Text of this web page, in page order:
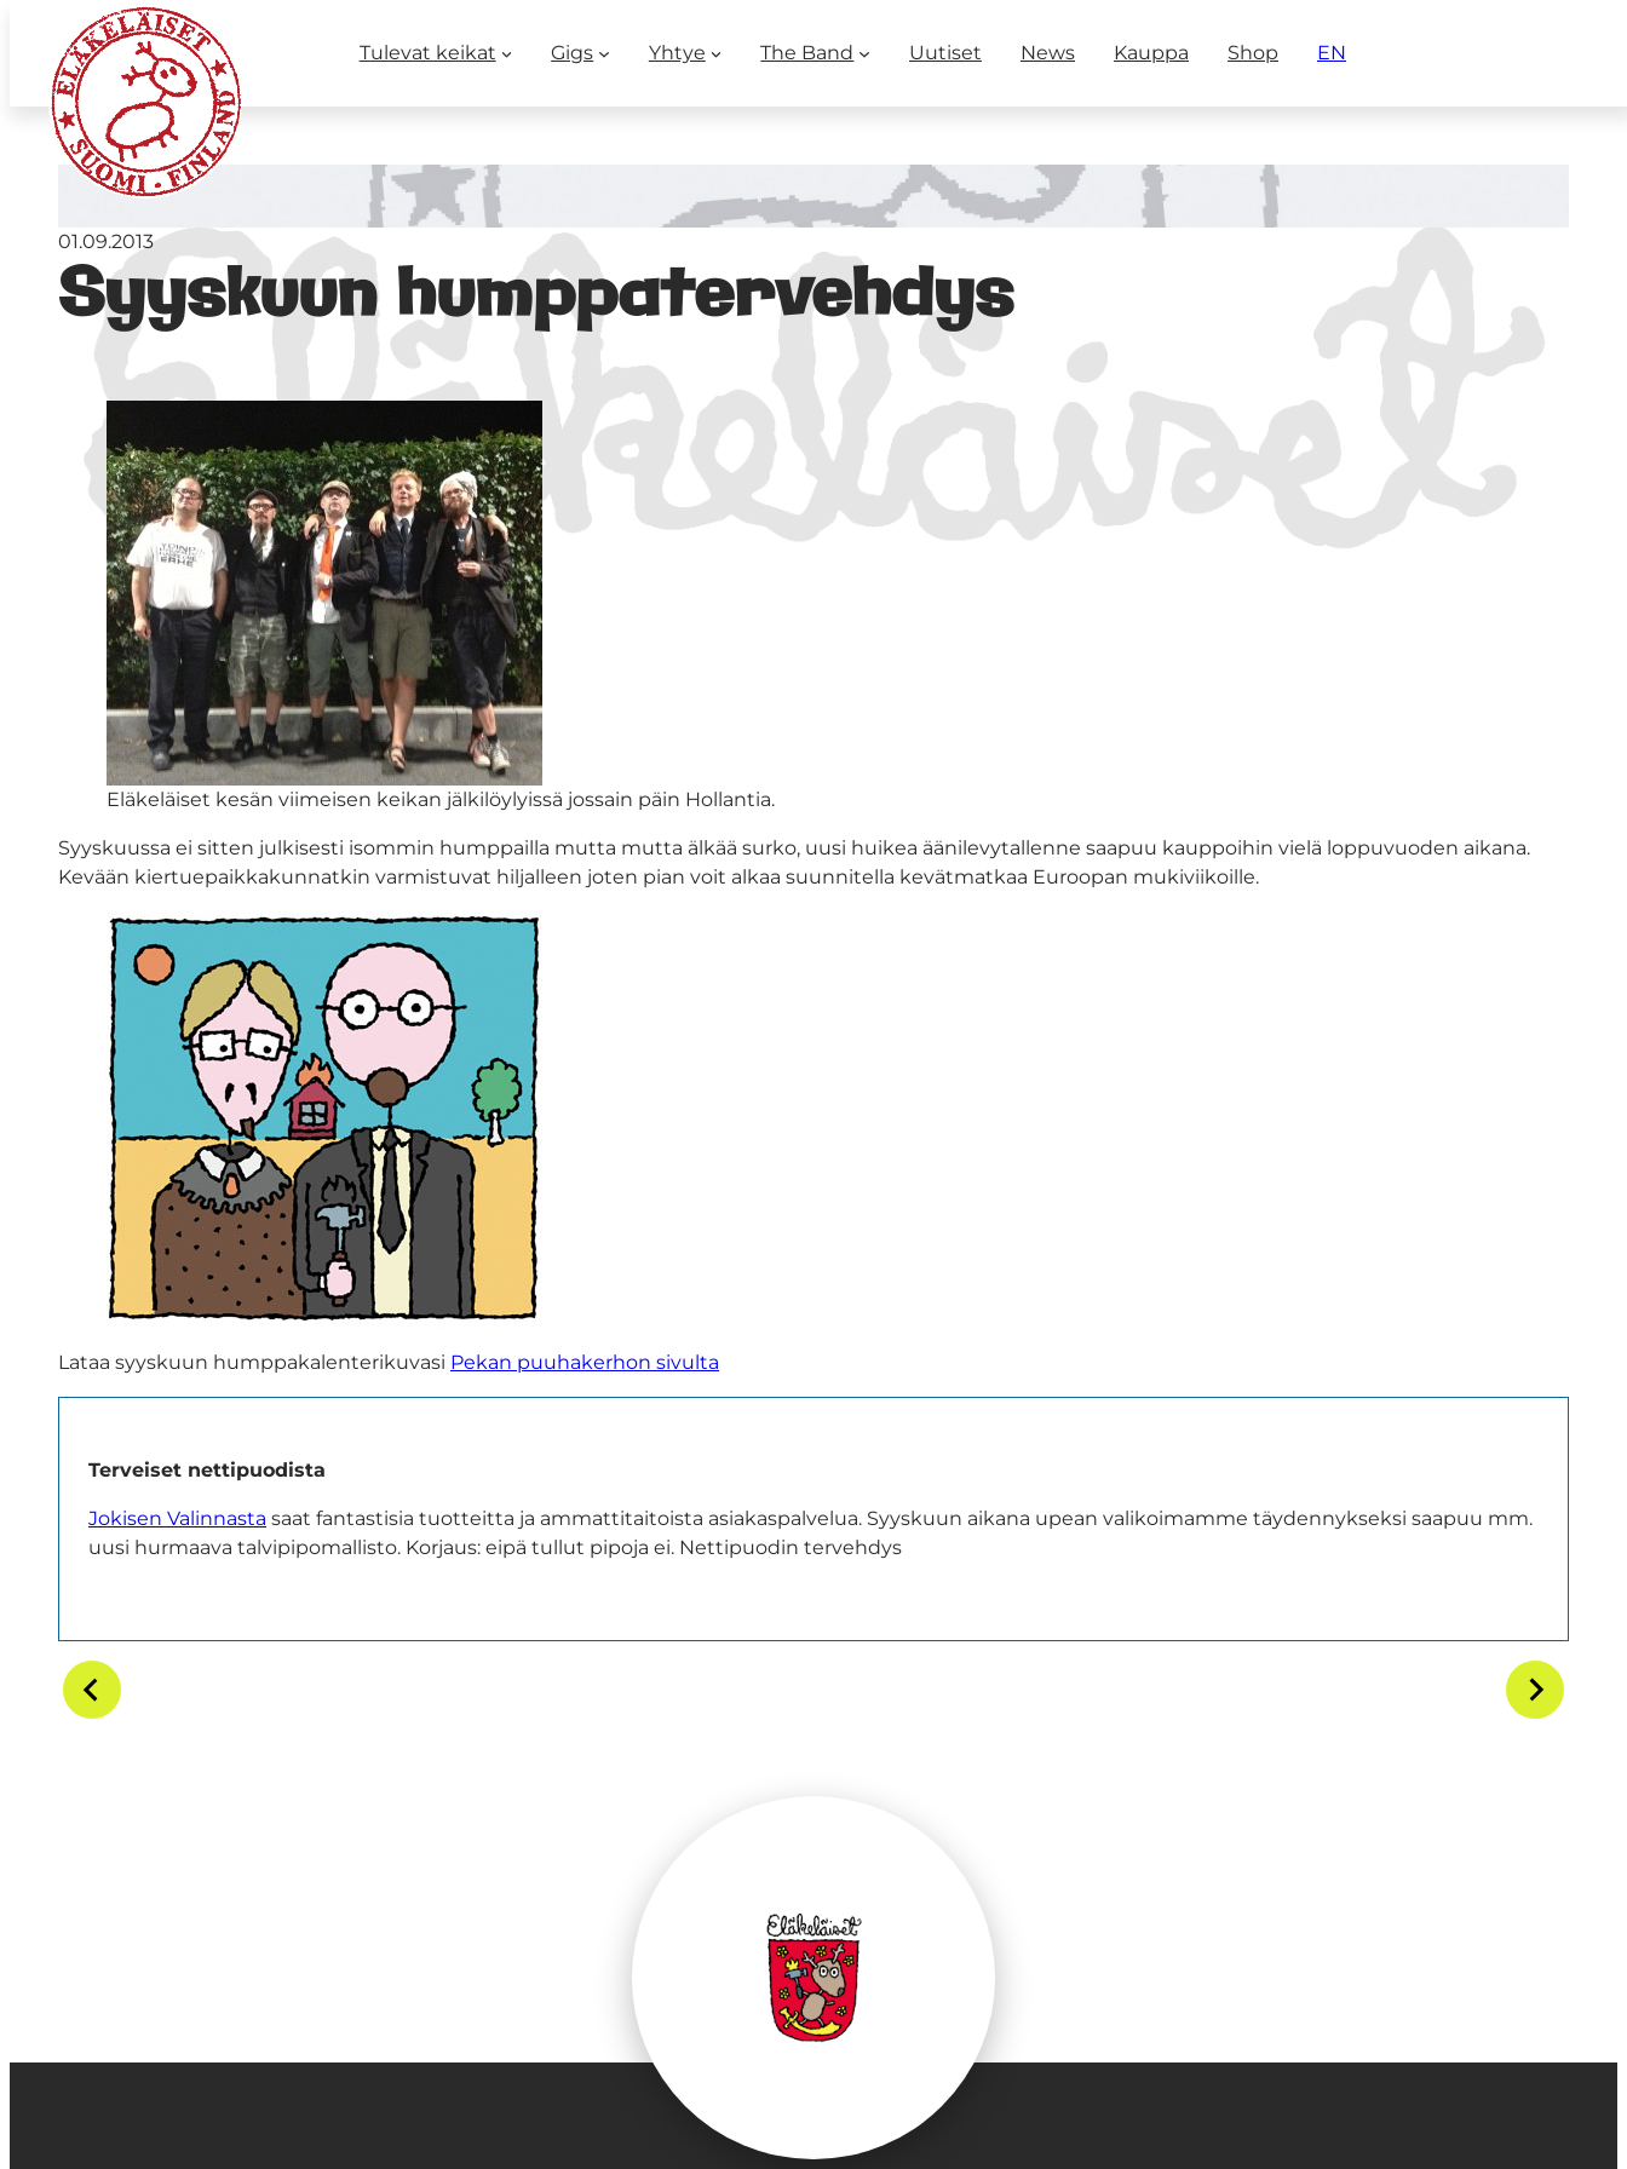
Tulevat keikat Gigs Yhtye The Band Uutiset News Kauppa Shop EN
Syyskuun humppatervehdys
01.09.2013
Eläkeläiset kesän viimeisen keikan jälkilöylyissä jossain päin Hollantia.
Syyskuussa ei sitten julkisesti isommin humppailla mutta mutta älkää surko, uusi huikea äänilevytallenne saapuu kauppoihin vielä loppuvuoden aikana.
Kevään kiertuepaikkakunnatkin varmistuvat hiljalleen joten pian voit alkaa suunnitella kevätmatkaa Euroopan mukiviikoille.
Lataa syyskuun humppakalenterikuvasi Pekan puuhakerhon sivulta
Terveiset nettipuodista
Jokisen Valinnasta saat fantastisia tuotteitta ja ammattitaitoista asiakaspalvelua. Syyskuun aikana upean valikoimamme täydennykseksi saapuu mm.
uusi hurmaava talvipipomallisto. Korjaus: eipä tullut pipoja ei. Nettipuodin tervehdys